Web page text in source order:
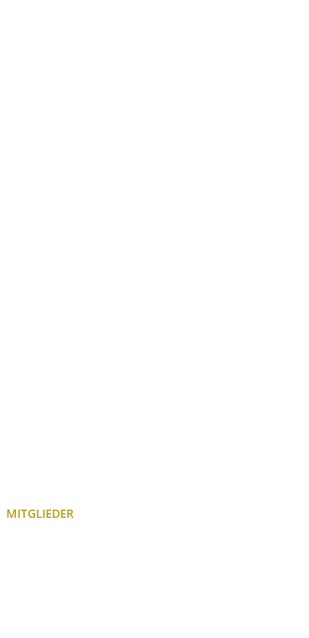
MITGLIEDER